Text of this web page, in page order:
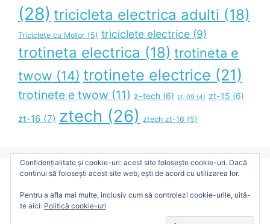
(28) tricicleta electrica adulti (18)
Triciclete cu Motor (5) triciclete electrice (9)
trotineta electrica (18) trotineta e
twow (14) trotinete electrice (21)
trotinete e twow (11) z-tech (6) zt-09 (4) zt-15 (6)
zt-16 (7) ztech (26) ztech zt-16 (5)
Blog Administrat de Bimax Unic Distribution SRL
Confidențialitate și cookie-uri: acest site folosește cookie-uri. Dacă
continui să folosești acest site web, ești de acord cu utilizarea lor.
Pentru a afla mai multe, inclusiv cum să controlezi cookie-urile, uită-
te aici: Politică cookie-uri